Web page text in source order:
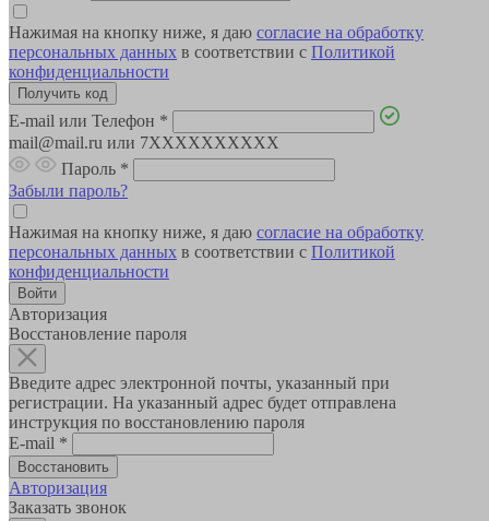
Нажимая на кнопку ниже, я даю согласие на обработку
персональных данных в соответствии с Политикой
конфиденциальности
E-mail или Телефон *
mail@mail.ru или 7XXXXXXXXXX
Пароль *
Забыли пароль?
Нажимая на кнопку ниже, я даю согласие на обработку
персональных данных в соответствии с Политикой
конфиденциальности
Авторизация
Восстановление пароля
Введите адрес электронной почты, указанный при
регистрации. На указанный адрес будет отправлена
инструкция по восстановлению пароля
E-mail *
Авторизация
Заказать звонок